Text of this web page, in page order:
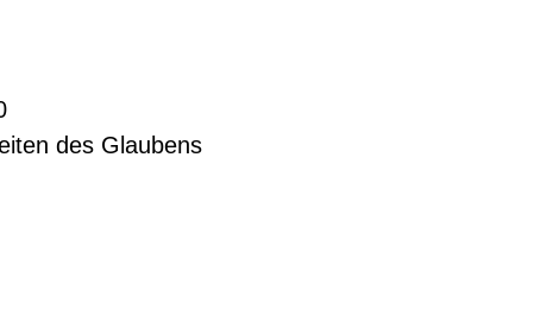
des Glaubens